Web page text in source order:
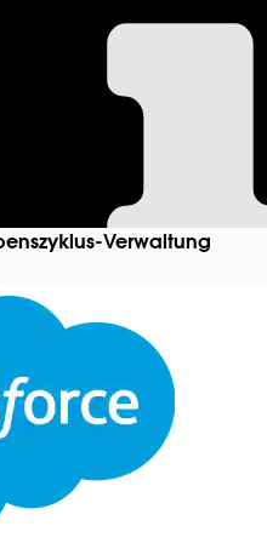
Verwaltung
des
in der mobilen
ihren persönlichen
Die
Datenintegrität bei der
MITHILFE DIESES ARTIKELS
damit wir uns verbessern